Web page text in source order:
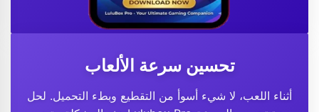
تحسين سرعة الألعاب
أثناء اللعب، لا شيء أسوأ من التقطيع وبطء التحميل. لحل